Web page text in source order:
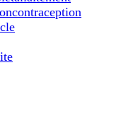
contraception